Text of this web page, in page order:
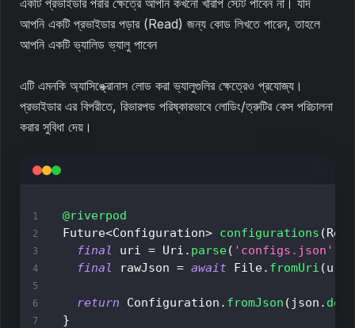
আপনি একটি প্রভাইডার পড়ার (Read) জন্য কোড লিখতে পারেন, তাহলে
আপনি একটি ভ্যালিড ভ্যালু পাবেন
এটি এমনকি অ্যাসিঙ্ক্রোনাস লোড করা ভ্যালুগুলির ক্ষেত্রেও প্রযোজ্য।
প্রভাইডার এর বিপরীতে, রিভারপড পরিষ্কারভাবে লোডিং/ত্রুটির কেস পরিচালনা
করার সুবিধা দেয়।
@riverpod
Future<Configuration> configurations (Ref
final
uri = Uri . parse( 'configs.json'
final
rawJson = await File. fromUri (uri
return Configuration . fromJson ( json .
}